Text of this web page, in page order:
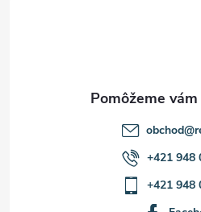
obchod@
+421 948
+421 948